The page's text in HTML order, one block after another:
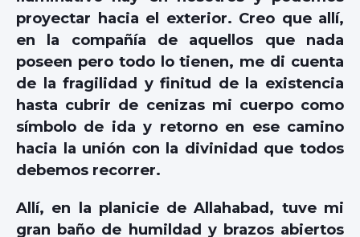
proyectar hacia el exterior. Creo que allí,
en la compañía de aquellos que nada
poseen pero todo lo tienen, me di cuenta
de la fragilidad y finitud de la existencia
hasta cubrir de cenizas mi cuerpo como
símbolo de ida y retorno en ese camino
hacia la unión con la divinidad que todos
debemos recorrer.
Allí, en la planicie de Allahabad, tuve mi
gran baño de humildad y brazos abiertos